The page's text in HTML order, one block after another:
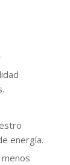
energía.